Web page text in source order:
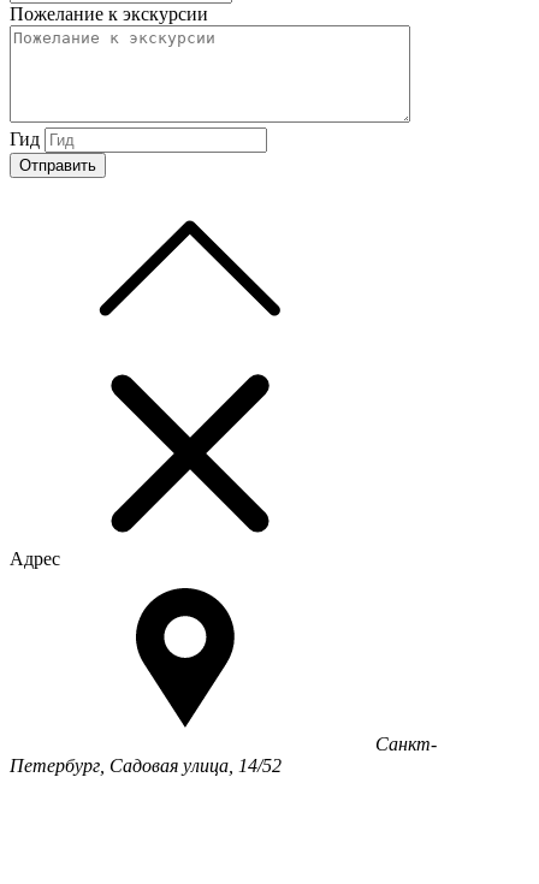
Пожелание к экскурсии
Гид
Адрес
Санкт-
Петербург, Садовая улица, 14/52